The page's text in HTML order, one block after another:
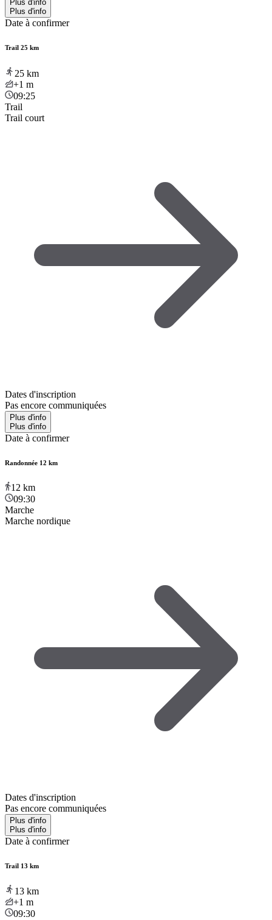
Plus d'info
Plus d'info
Date à confirmer
Trail 25 km
25 km
+1 m
09:25
Trail
Trail court
Dates d'inscription
Pas encore communiquées
Plus d'info
Plus d'info
Date à confirmer
Randonnée 12 km
12 km
09:30
Marche
Marche nordique
Dates d'inscription
Pas encore communiquées
Plus d'info
Plus d'info
Date à confirmer
Trail 13 km
13 km
+1 m
09:30